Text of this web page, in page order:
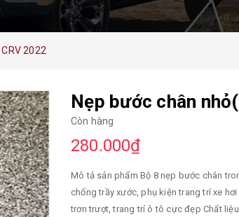
2022
Nẹp bước chân
Còn hàng
280.000₫
Mô tả sản phẩm Bộ 8 nẹp bước chân
chống trầy xước, phụ kiện trang trí xe hơi Bộ nẹp bước chân trong ô tô Honda CRV 2018-2022 chống trầy xước,
trơn trượt, trang trí ô tô cực đẹp Chất